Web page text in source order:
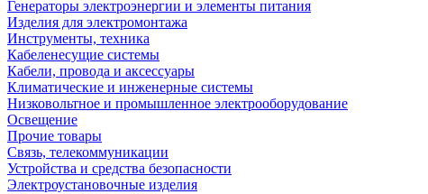
Генераторы электроэнергии и элементы питания
Изделия для электромонтажа
Инструменты, техника
Кабеленесущие системы
Кабели, провода и аксессуары
Климатические и инженерные системы
Низковольтное и промышленное электрооборудование
Освещение
Прочие товары
Связь, телекоммуникации
Устройства и средства безопасности
Электроустановочные изделия